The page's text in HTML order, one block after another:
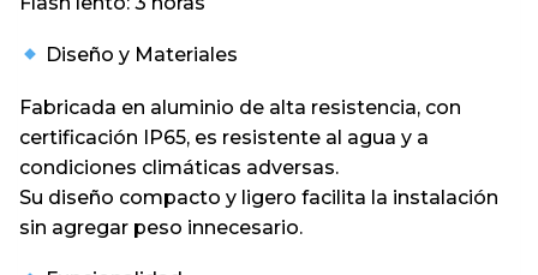
Diseño y Materiales
Fabricada en aluminio de alta resistencia, con
certificación IP65, es resistente al agua y a
condiciones climáticas adversas.
Su diseño compacto y ligero facilita la instalación
sin agregar peso innecesario.